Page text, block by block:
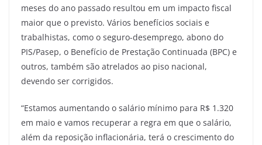
meses do ano passado resultou em um impacto fiscal
maior que o previsto. Vários benefícios sociais e
trabalhistas, como o seguro-desemprego, abono do
PIS/Pasep, o Benefício de Prestação Continuada (BPC) e
outros, também são atrelados ao piso nacional,
devendo ser corrigidos.
“Estamos aumentando o salário mínimo para R$ 1.320
em maio e vamos recuperar a regra em que o salário,
além da reposição inflacionária, terá o crescimento do